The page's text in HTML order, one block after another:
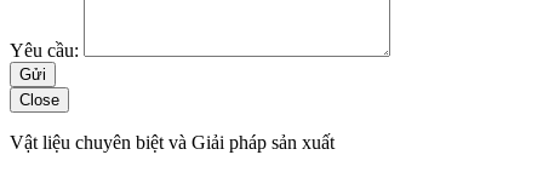
Yêu cầu:
Close
Vật liệu chuyên biệt và Giải pháp sản xuất